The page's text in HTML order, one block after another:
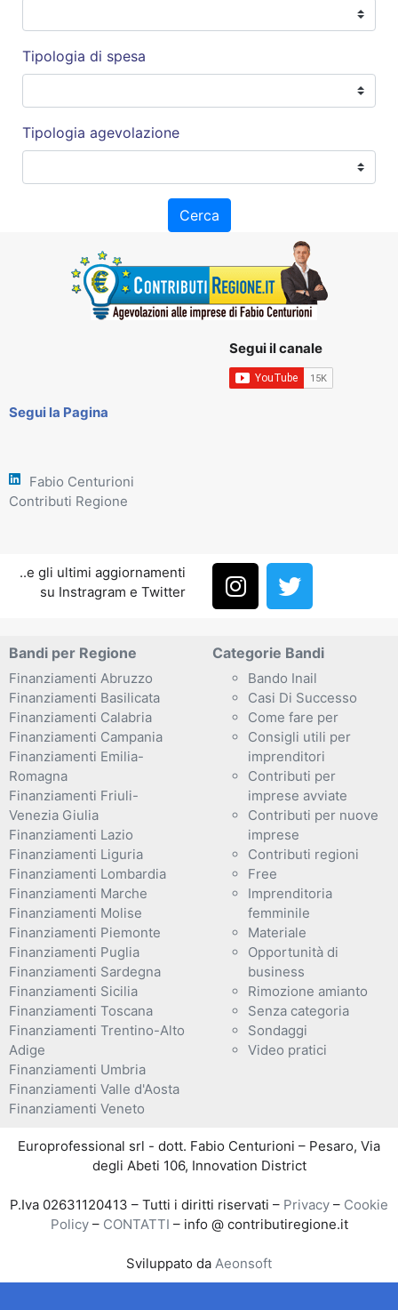
Tipologia di spesa
Tipologia agevolazione
Cerca
Segui il canale
Segui la Pagina
Fabio Centurioni
Contributi Regione
..e gli ultimi aggiornamenti
su Instragram e Twitter
Bandi per Regione
Finanziamenti Abruzzo
Finanziamenti Basilicata
Finanziamenti Calabria
Finanziamenti Campania
Finanziamenti Emilia-
Romagna
Finanziamenti Friuli-
Venezia Giulia
Finanziamenti Lazio
Finanziamenti Liguria
Finanziamenti Lombardia
Finanziamenti Marche
Finanziamenti Molise
Finanziamenti Piemonte
Finanziamenti Puglia
Finanziamenti Sardegna
Finanziamenti Sicilia
Finanziamenti Toscana
Finanziamenti Trentino-Alto
Adige
Finanziamenti Umbria
Finanziamenti Valle d'Aosta
Finanziamenti Veneto
Categorie Bandi
Bando Inail
Casi Di Successo
Come fare per
Consigli utili per
imprenditori
Contributi per
imprese avviate
Contributi per nuove
imprese
Contributi regioni
Free
Imprenditoria
femminile
Materiale
Opportunità di
business
Rimozione amianto
Senza categoria
Sondaggi
Video pratici
Europrofessional srl - dott. Fabio Centurioni – Pesaro, Via
degli Abeti 106, Innovation District
P.Iva 02631120413 – Tutti i diritti riservati – Privacy – Cookie
Policy– CONTATTI – info @ contributiregione.it
Sviluppato da Aeonsoft